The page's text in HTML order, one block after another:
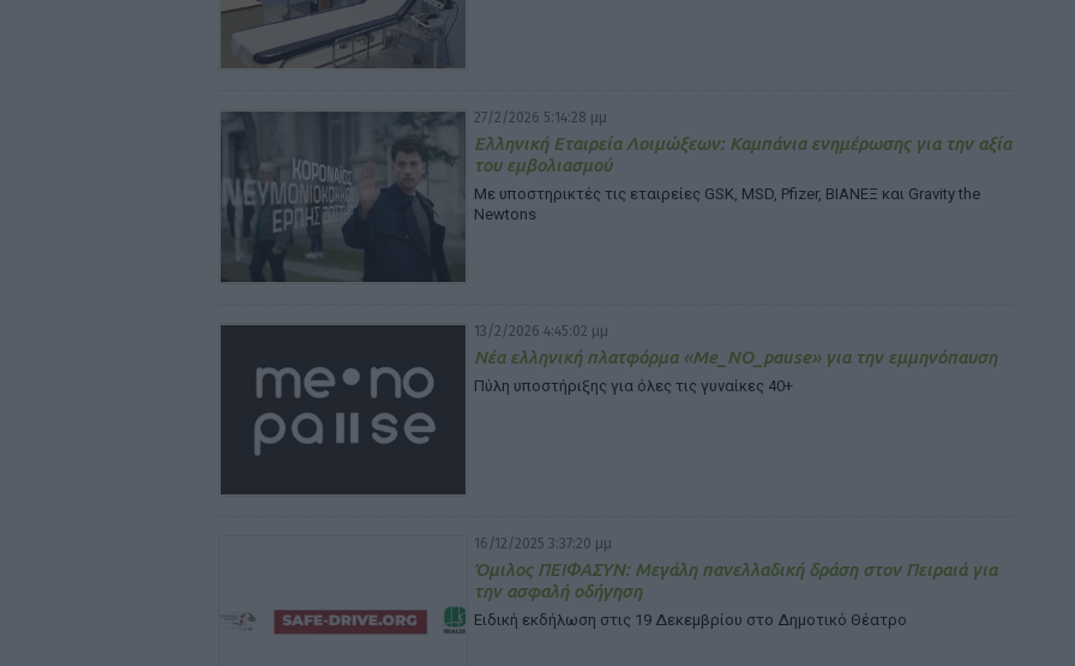
27/2/2026 5:14:28 μμ
Ελληνική Εταιρεία Λοιμώξεων: Καμπάνια ενημέρωσης για την αξία
του εμβολιασμού
Με υποστηρικτές τις εταιρείες GSK, MSD, Pfizer, ΒΙΑΝΕΞ και Gravity the
Newtons
13/2/2026 4:45:02 μμ
Νέα ελληνική πλατφόρμα «Me_NO_pause» για την εμμηνόπαυση
Πύλη υποστήριξης για όλες τις γυναίκες 40+
16/12/2025 3:37:20 μμ
Όμιλος ΠΕΙΦΑΣΥΝ: Μεγάλη πανελλαδική δράση στον Πειραιά για
την ασφαλή οδήγηση
Ειδική εκδήλωση στις 19 Δεκεμβρίου στο Δημοτικό Θέατρο